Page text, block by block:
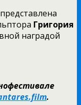
Григория
наградой
.